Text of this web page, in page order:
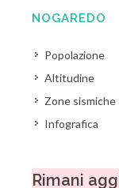
NOGAREDO
Popolazione
Altitudine
Zone sismiche
Infografica
Rimani